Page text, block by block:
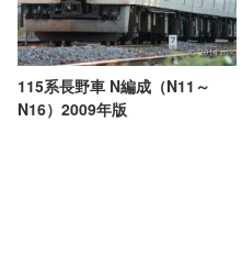
115系長野車 N編成（N11～
N16）2009年版